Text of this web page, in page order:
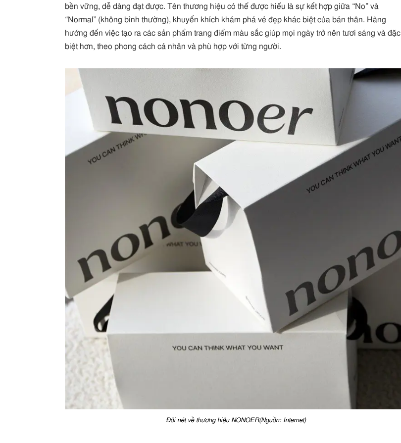
bền vững, dễ dàng đạt được. Tên thương hiệu có thể được hiểu là sự kết hợp giữa “No” và
“Normal” (không bình thường), khuyến khích khám phá vẻ đẹp khác biệt của bản thân. Hãng
hướng đến việc tạo ra các sản phẩm trang điểm màu sắc giúp mọi ngày trở nên tươi sáng và đặc
biệt hơn, theo phong cách cá nhân và phù hợp với từng người.
Đôi nét về thương hiệu NONOER(Nguồn: Internet)